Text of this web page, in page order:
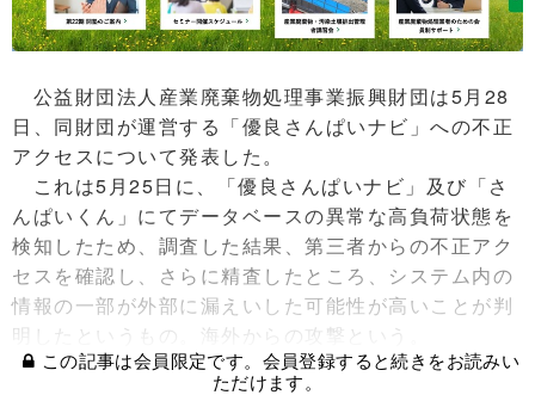
公益財団法人産業廃棄物処理事業振興財団は5月28
日、同財団が運営する「優良さんぱいナビ」への不正
アクセスについて発表した。
これは5月25日に、「優良さんぱいナビ」及び「さ
んぱいくん」にてデータベースの異常な高負荷状態を
検知したため、調査した結果、第三者からの不正アク
セスを確認し、さらに精査したところ、システム内の
情報の一部が外部に漏えいした可能性が高いことが判
明したというもの。海外からの攻撃という。
この記事は会員限定です。会員登録すると続きをお読みい
ただけます。